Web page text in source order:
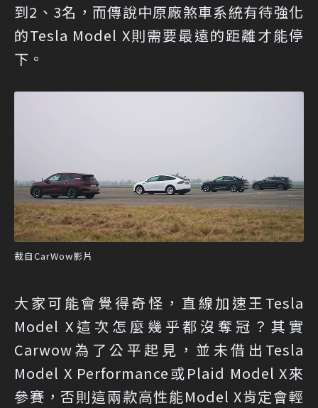
到2、3名，而傳說中原廠煞車系統有待強化
的Tesla Model X則需要最遠的距離才能停
下。
裁自CarWow影片
大家可能會覺得奇怪，直線加速王Tesla
Model X這次怎麼幾乎都沒奪冠？其實
Carwow為了公平起見，並未借出Tesla
Model X Performance或Plaid Model X來
參賽，否則這兩款高性能Model X肯定會輕